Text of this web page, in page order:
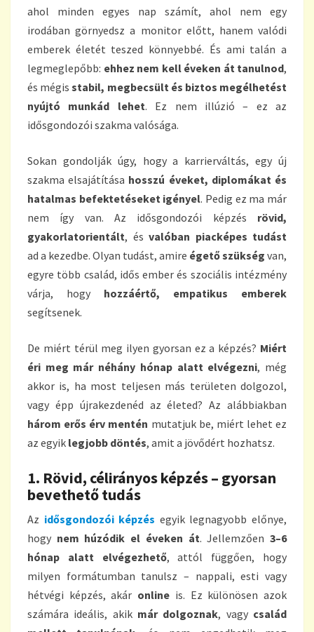
ahol minden egyes nap számít, ahol nem egy
irodában görnyedsz a monitor előtt, hanem valódi
emberek életét teszed könnyebbé. És ami talán a
legmeglepőbb: ehhez nem kell éveken át tanulnod,
és mégisstabil, megbecsült és biztos megélhetést
nyújtó munkád lehet. Ez nem illúzió – ez az
idősgondozói szakma valósága.
Sokan gondolják úgy, hogy a karrierváltás, egy új
szakma elsajátítása hosszú éveket, diplomákat és
hatalmas befektetéseket igényel. Pedig ez ma már
nem így van. Az idősgondozói képzés rövid,
gyakorlatorientált, és valóban piacképes tudást
ad a kezedbe. Olyan tudást, amire égető szükség van,
egyre több család, idős ember és szociális intézmény
várja, hogy hozzáértő, empatikus emberek
segítsenek.
De miért térül meg ilyen gyorsan ez a képzés? Miért
éri meg már néhány hónap alatt elvégezni, még
akkor is, ha most teljesen más területen dolgozol,
vagy épp újrakezdenéd az életed? Az alábbiakban
három erős érv mentén mutatjuk be, miért lehet ez
az egyik legjobb döntés, amit a jövődért hozhatsz.
1. Rövid, célirányos képzés – gyorsan
bevethető tudás
Az idősgondozói képzés egyik legnagyobb előnye,
hogy nem húzódik el éveken át. Jellemzően3–6
hónap alatt elvégezhető, attól függően, hogy
milyen formátumban tanulsz – nappali, esti vagy
hétvégi képzés, akár online is. Ez különösen azok
számára ideális, akik már dolgoznak, vagy család